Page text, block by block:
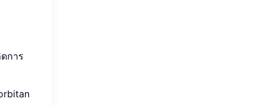
การ